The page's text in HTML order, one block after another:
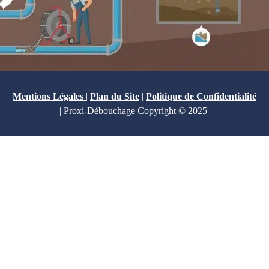
Mentions Légales | Plan du Site | Politique de Confidentialité
| Proxi-Débouchage Copyright © 2025